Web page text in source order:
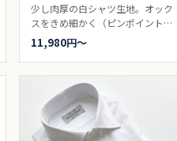
少し肉厚の白シャツ生地。オック
スをきめ細かく（ピンポイント）
したシャツの代表的なシャツ生地
の一つ。ピンポイントオックスま
たはピンオックスと言われていま
す。細かいオックスフォードとし
て、ブロードとオックスフォード
の中間を求められる方に人気があ
ります。ビジネスシャツ向き。
11,980円〜